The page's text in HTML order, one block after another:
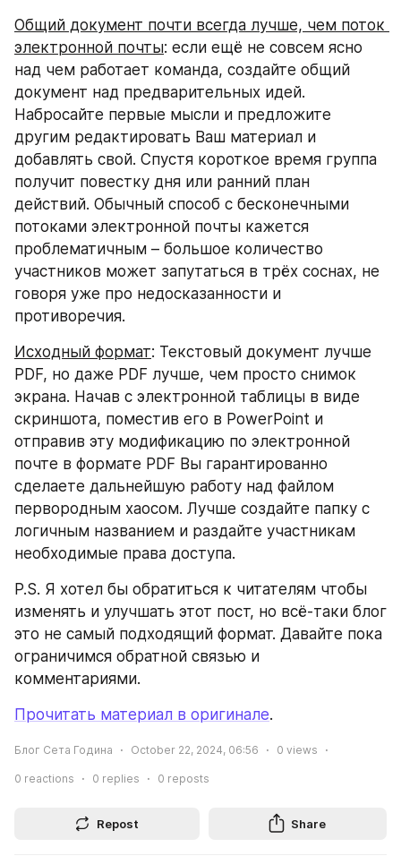
Общий документ почти всегда лучше, чем поток
электронной почты: если ещё не совсем ясно
над чем работает команда, создайте общий
документ над предварительных идей.
Набросайте первые мысли и предложите
другим редактировать Ваш материал и
добавлять свой. Спустя короткое время группа
получит повестку дня или ранний план
действий. Обычный способ с бесконечными
потоками электронной почты кажется
проблематичным – большое количество
участников может запутаться в трёх соснах, не
говоря уже про недосказанности и
противоречия.
Исходный формат: Текстовый документ лучше
PDF, но даже PDF лучше, чем просто снимок
экрана. Начав с электронной таблицы в виде
скриншота, поместив его в PowerPoint и
отправив эту модификацию по электронной
почте в формате PDF Вы гарантированно
сделаете дальнейшую работу над файлом
первородным хаосом. Лучше создайте папку с
логичным названием и раздайте участникам
необходимые права доступа.
P.S. Я хотел бы обратиться к читателям чтобы
изменять и улучшать этот пост, но всё-таки блог
это не самый подходящий формат. Давайте пока
ограничимся обратной связью и
комментариями.
Прочитать материал в оригинале.
Блог Сета Година October 22, 2024, 06:56 0 views
0 reactions 0 replies 0 reposts
Repost Share